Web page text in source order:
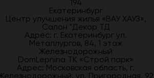
194
Екатеринбург
Центр улучшения жилья «ВАУ ХАУЗ»,
Салон "Декор ТД
Адрес: г. Екатеринбург ул.
Металлургов, 84, 1 этаж
Железнодорожный
DomLepnina ТК «Строй парк»
Адрес: Московская область, г.
ул. Пригородная, 92